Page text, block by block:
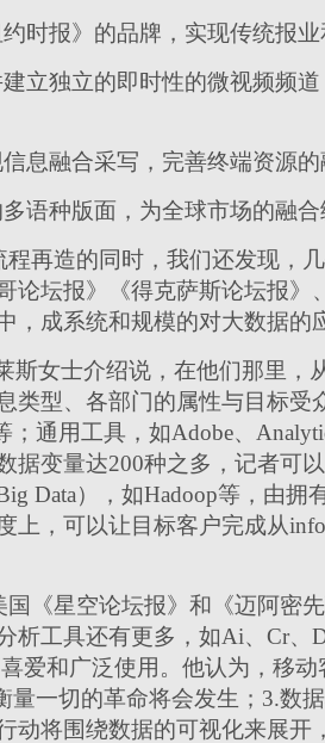
时报》的品牌，实现传统报业
立独立的即时性的微视频频
息融合采写，完善终端资源的
语种版面，为全球市场的融合
再造的同时，我们还发现，
论坛报》《得克萨斯论坛报
，成系统和规模的对大数据的
斯女士介绍说，在他们那里
类型、各部门的属性与目标
；通用工具，如Adobe、
据变量达200种之多，记者可
Data），如Hadoop等，由
上，可以让目标客户完成从
《星空论坛报》和《迈阿密
析工具还有更多，如Ai、Cr、
爱和广泛使用。他认为，移
量一切的革命将会发生；3.数
动将围绕数据的可视化来展开